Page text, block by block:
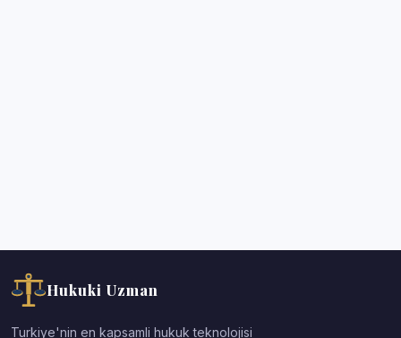
Hukuki Uzman
Turkiye'nin en kapsamli hukuk teknolojisi